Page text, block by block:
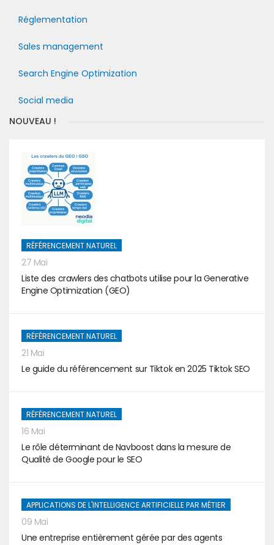
Réglementation
Sales management
Search Engine Optimization
Social media
NOUVEAU !
RÉFÉRENCEMENT NATUREL
27 Mai
Liste des crawlers des chatbots utilise pour la Generative
Engine Optimization (GEO)
RÉFÉRENCEMENT NATUREL
21 Mai
Le guide du référencement sur Tiktok en 2025 Tiktok SEO
RÉFÉRENCEMENT NATUREL
16 Mai
Le rôle déterminant de Navboost dans la mesure de
Qualité de Google pour le SEO
APPLICATIONS DE L'INTELLIGENCE ARTIFICIELLE PAR MÉTIER
09 Mai
Une entreprise entièrement gérée par des agents